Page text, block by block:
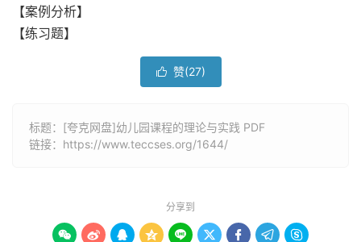
【案例分析】
【练习题】
 赞(27)
标题：[夸克网盘]幼儿园课程的理论与实践 PDF
链接： https://www.teccses.org/1644/
分享到
        